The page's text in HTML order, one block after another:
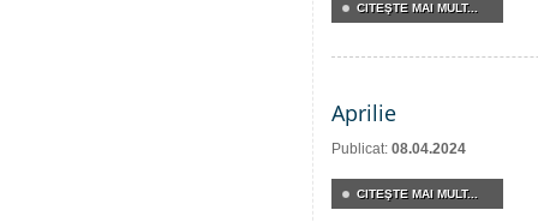
CITEŞTE MAI MULT...
Aprilie
Publicat: 08.04.2024
CITEŞTE MAI MULT...